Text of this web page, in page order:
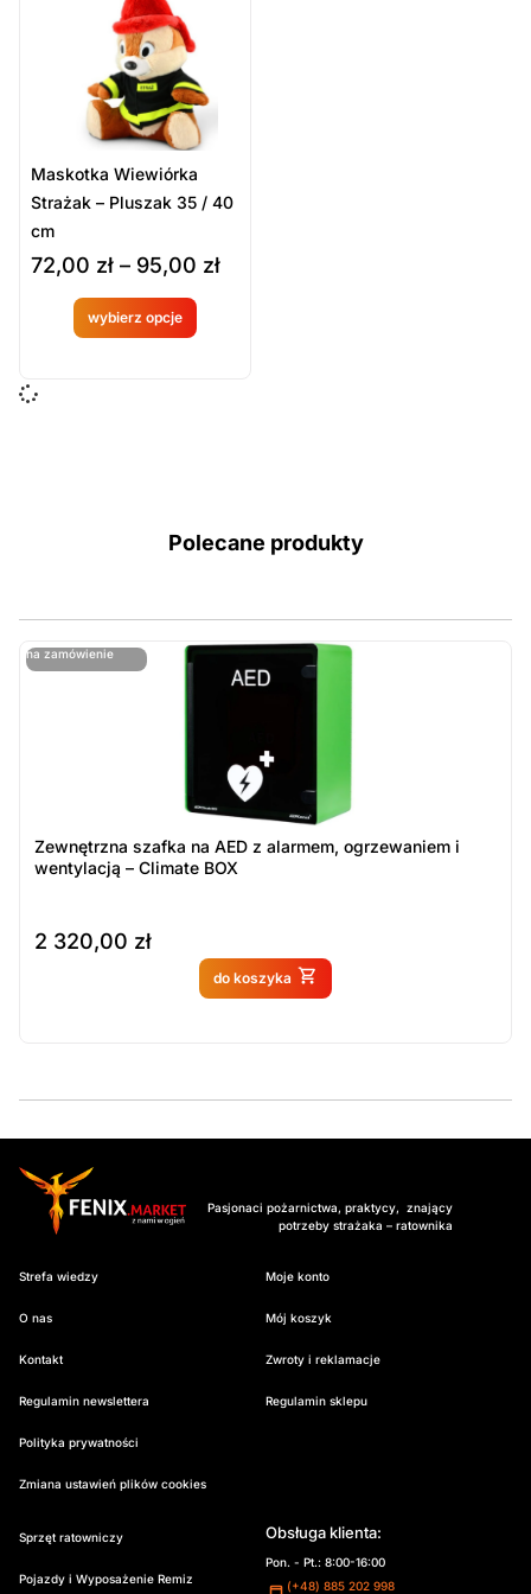
Kategorie Produktów
Sport i gadżety
Maskotka Wiewiórka
Strażak – Pluszak 35 / 40
cm
72,00 zł – 95,00 zł
wybierz opcje
Produkt
dostępny
Polecane produkty
na zamówienie
ostatnie sztuki
Zewnętrzna szafka na AED z alarmem, ogrzewaniem i
wentylacją – Climate BOX
2 320,00 zł
do koszyka
Produkt dostępny na
Pasjonaci pożarnictwa, praktycy, znający
potrzeby strażaka – ratownika
Strefa wiedzy
O nas
Kontakt
Regulamin newslettera
Polityka prywatności
Zmiana ustawień plików cookies
Moje konto
Mój koszyk
Zwroty i reklamacje
Regulamin sklepu
Sprzęt ratowniczy
Pojazdy i Wyposażenie Remiz
Obsługa klienta:
Pon. - Pt.: 8:00-16:00
(+48) 885 202 998